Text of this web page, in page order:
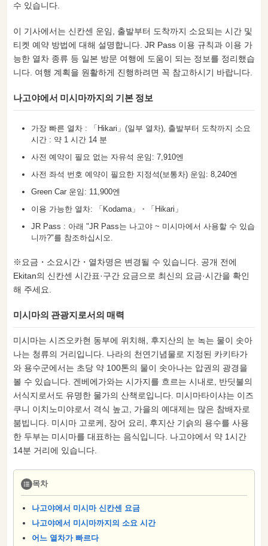
수 있습니다.
이 기사에서는 신칸센 운임, 출발부터 도착까지 소요되는 시간 및
티켓 예약 방법에 대해 설명합니다. JR Pass 이용 규칙과 이용 가
능한 열차 종류 등 일본 방문 여행에 도움이 되는 정보를 정리했습
니다. 여행 계획을 원활하게 진행하려면 꼭 참고하시기 바랍니다.
나고야에서 미시마까지의 기본 정보
가장 빠른 열차 : 「Hikari」(일부 열차), 출발부터 도착까지 소요
시간 : 약 1 시간 14 분
사전 예약이 필요 없는 자유석 운임: 7,910엔
사전 좌석 번호 예약이 필요한 지정석(보통차) 운임: 8,240엔
Green Car 운임: 11,900엔
이용 가능한 열차: 「Kodama」・「Hikari」
JR Pass : 아래 "JR Pass는 나고야 ~ 미시마에서 사용할 수 있습
니까?"를 참조하십시오.
※요금・소요시간・열차명은 변경될 수 있습니다. 공개 전에
Ekitan의 신칸센 시간표·구간 요금으로 최신의 요금·시간을 확인
해 주세요.
미시마의 관광지로서의 매력
미시마는 시즈오카현 동부에 위치해, 후지산의 눈 녹는 물이 솟아
나는 청류의 거리입니다. 나라의 천연기념물로 지정된 카키타가
와 용수군에서는 초당 약 100톤의 물이 솟아나는 압권의 광경을
볼 수 있습니다. 겐베에가와는 시가지를 흐르는 시내로, 반딧불의
서식지로서도 유명한 물가의 산책로입니다. 미시마타이샤는 이즈
쿠니 이치노미야로서 격식 높고, 가을의 예대제는 많은 참배자로
붐빕니다. 미시마 고로케, 장어 요리, 후지산 기슭의 용수를 사용
한 두부는 미시마를 대표하는 음식입니다. 나고야에서 약 1시간
14분 거리에 있습니다.
목차
나고야에서 미시마 신칸센 요금
나고야에서 미시마까지의 소요 시간
어느 열차가 빠르다